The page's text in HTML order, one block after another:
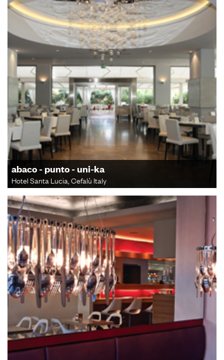
abaco - punto - uni-ka
Hotel Santa Lucia, Cefalù Italy